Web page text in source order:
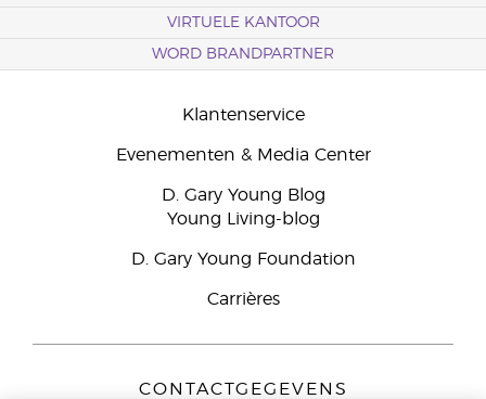
VIRTUELE KANTOOR
WORD BRANDPARTNER
Klantenservice
Evenementen & Media Center
D. Gary Young Blog
Young Living-blog
D. Gary Young Foundation
Carrières
CONTACTGEGEVENS